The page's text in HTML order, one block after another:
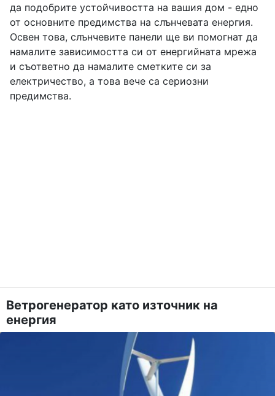
да подобрите устойчивостта на вашия дом - едно
от основните предимства на слънчевата енергия.
Освен това, слънчевите панели ще ви помогнат да
намалите зависимостта си от енергийната мрежа
и съответно да намалите сметките си за
електричество, а това вече са сериозни
предимства.
Ветрогенератор като източник на
енергия